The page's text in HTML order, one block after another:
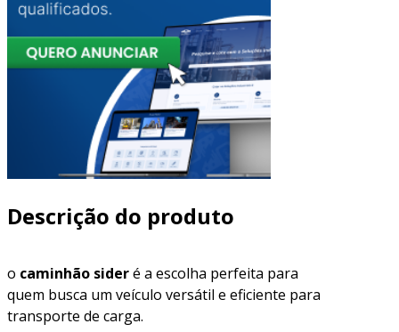
Descrição do produto
o caminhão sideré a escolha perfeita para
quem busca um veículo versátil e eficiente para
transporte de carga.